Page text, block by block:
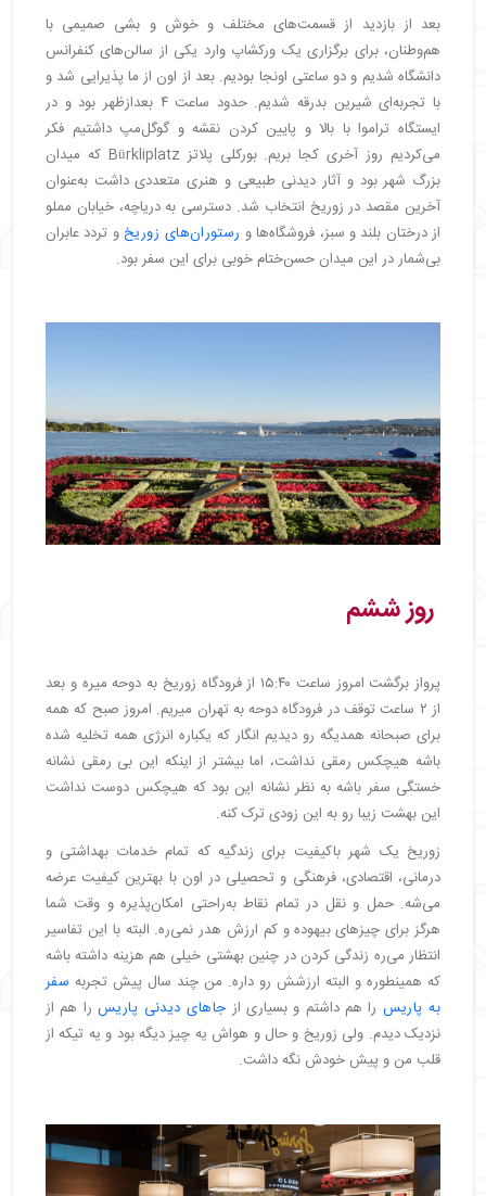
بعد از بازدید از قسمت‌های مختلف و خوش و بشی صمیمی با
هم‌وطنان، برای برگزاری یک ورکشاپ وارد یکی از سالن‌های کنفرانس
دانشگاه شدیم و دو ساعتی اونجا بودیم. بعد از اون از ما پذیرایی شد و
با تجربه‌ای شیرین بدرقه شدیم. حدود ساعت ۴ بعدازظهر بود و در
ایستگاه تراموا با بالا و پایین کردن نقشه و گوگل‌مپ داشتیم فکر
می‌کردیم روز آخری کجا بریم. بورکلی پلاتز Bürkliplatz که میدان
بزرگ شهر بود و آثار دیدنی طبیعی و هنری متعددی داشت به‌عنوان
آخرین مقصد در زوریخ انتخاب شد. دسترسی به دریاچه، خیابان مملو
از درختان بلند و سبز، فروشگاه‌ها و رستوران‌های زوریخ و تردد عابران
بی‌شمار در این میدان حسن‌ختام خوبی برای این سفر بود.
روز ششم
پرواز برگشت امروز ساعت ۱۵:۴۰ از فرودگاه زوریخ به دوحه میره و بعد
از ۲ ساعت توقف در فرودگاه دوحه به تهران میریم. امروز صبح که همه
برای صبحانه همدیگه رو دیدیم انگار که یکباره انرژی همه تخلیه شده
باشه هیچکس رمقی نداشت، اما بیشتر از اینکه این بی رمقی نشانه
خستگی سفر باشه به نظر نشانه این بود که هیچکس دوست نداشت
این بهشت زیبا رو به این زودی ترک کنه.
زوریخ یک شهر باکیفیت برای زندگیه که تمام خدمات بهداشتی و
درمانی، اقتصادی، فرهنگی و تحصیلی در اون با بهترین کیفیت عرضه
می‌شه. حمل و نقل در تمام نقاط به‌راحتی امکان‌پذیره و وقت شما
هرگز برای چیزهای بیهوده و کم ارزش هدر نمی‌ره. البته با این تفاسیر
انتظار می‌ره زندگی کردن در چنین بهشتی خیلی هم هزینه داشته باشه
که همینطوره و البته ارزشش رو داره. من چند سال پیش تجربه سفر
به پاریس را هم داشتم و بسیاری از جاهای دیدنی پاریس را هم از
نزدیک دیدم. ولی زوریخ و حال و هواش یه چیز دیگه بود و یه تیکه از
قلب من و پیش خودش نگه داشت.